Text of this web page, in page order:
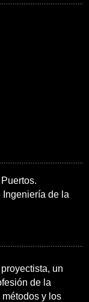
de la
un
de la
y los